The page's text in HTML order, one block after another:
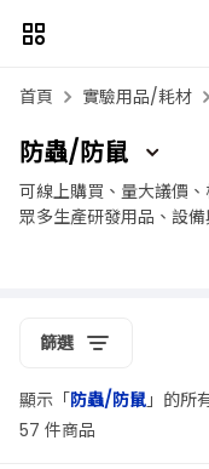
首頁 實驗用品/耗材
防蟲/防鼠
可線上購買、量大議價
眾多生產研發用品、設
篩選
顯示「防蟲/防鼠」的所
57 件商品